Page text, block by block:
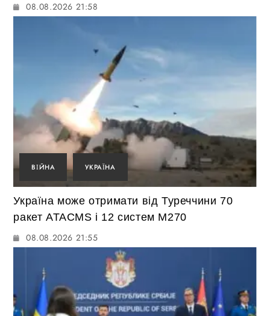
08.08.2026 21:58
ВІЙНА УКРАЇНА
Україна може отримати від Туреччини 70
ракет ATACMS і 12 систем M270
08.08.2026 21:55